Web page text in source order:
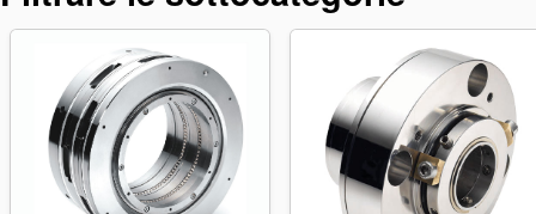
Sistema di
supporto per
guarnizioni